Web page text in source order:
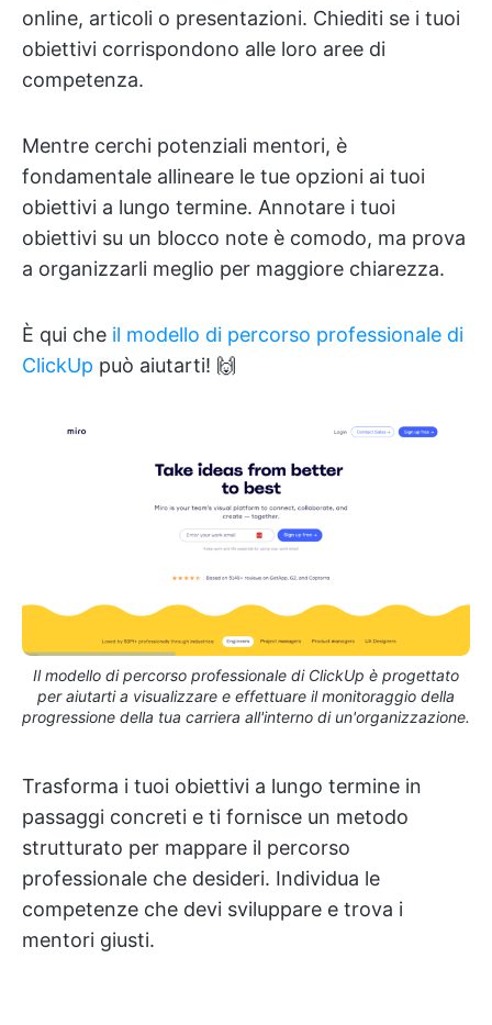
online, articoli o presentazioni. Chiediti se i tuoi
obiettivi corrispondono alle loro aree di
competenza.
Mentre cerchi potenziali mentori, è
fondamentale allineare le tue opzioni ai tuoi
obiettivi a lungo termine. Annotare i tuoi
obiettivi su un blocco note è comodo, ma prova
a organizzarli meglio per maggiore chiarezza.
È qui che il modello di percorso professionale di
ClickUp può aiutarti! 🙌
Il modello di percorso professionale di ClickUp è progettato
per aiutarti a visualizzare e effettuare il monitoraggio della
progressione della tua carriera all'interno di un'organizzazione.
Trasforma i tuoi obiettivi a lungo termine in
passaggi concreti e ti fornisce un metodo
strutturato per mappare il percorso
professionale che desideri. Individua le
competenze che devi sviluppare e trova i
mentori giusti.